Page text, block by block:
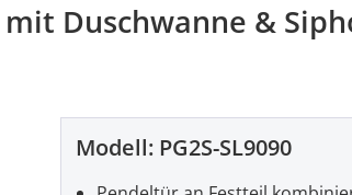
Duschwanne &
Modell: PG2S-SL9090